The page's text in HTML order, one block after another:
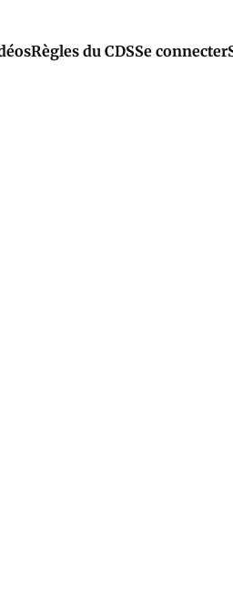
Règles du CDSSe connecter